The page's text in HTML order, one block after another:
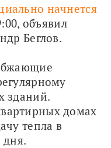
начнется
объявил
Беглов.
зданий.
домах
тепла в
дня.